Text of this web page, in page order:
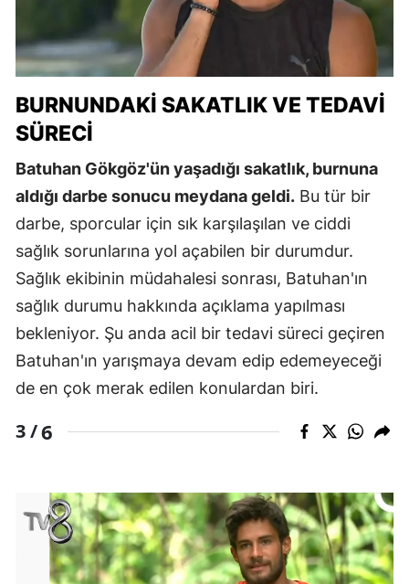
BURNUNDAKI SAKATLIK VE TEDAVI
SÜRECI
Batuhan Gökgöz'ün yaşadığı sakatlık, burnuna
aldığı darbe sonucu meydana geldi. Bu tür bir
darbe, sporcular için sık karşılaşılan ve ciddi
sağlık sorunlarına yol açabilen bir durumdur.
Sağlık ekibinin müdahalesi sonrası, Batuhan'ın
sağlık durumu hakkında açıklama yapılması
bekleniyor. Şu anda acil bir tedavi süreci geçiren
Batuhan'ın yarışmaya devam edip edemeyeceği
de en çok merak edilen konulardan biri.
3 /6